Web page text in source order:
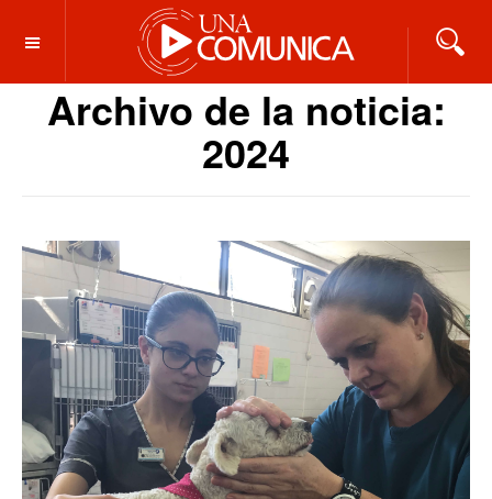
OFF CANVAS
Archivo de la noticia:
2024